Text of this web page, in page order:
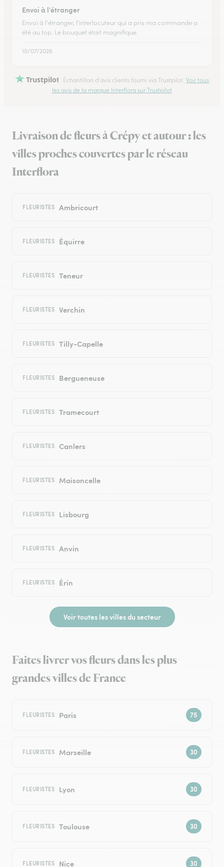
Envoi à l'étranger
Envoi à l'étranger, l'interlocuteur qui a pris ma commande a
été au top. Le bouquet était magnifique.
10/07/2026
Trustpilot Échantillon d'avis clients fourni via Trustpilot. Voir tous
les avis de la marque Interflora sur Trustpilot
Livraison de fleurs à Crépy et autour : les
villes proches couvertes par le réseau
Interflora
FLEURISTES Ambricourt
FLEURISTES Équirre
FLEURISTES Teneur
FLEURISTES Verchin
FLEURISTES Tilly-Capelle
FLEURISTES Bergueneuse
FLEURISTES Tramecourt
FLEURISTES Canlers
FLEURISTES Maisoncelle
FLEURISTES Lisbourg
FLEURISTES Anvin
FLEURISTES Érin
Voir toutes les villes du secteur
Faites livrer vos fleurs dans les plus
grandes villes de France
FLEURISTES Paris
FLEURISTES Marseille
FLEURISTES Lyon
FLEURISTES Toulouse
FLEURISTES Nice